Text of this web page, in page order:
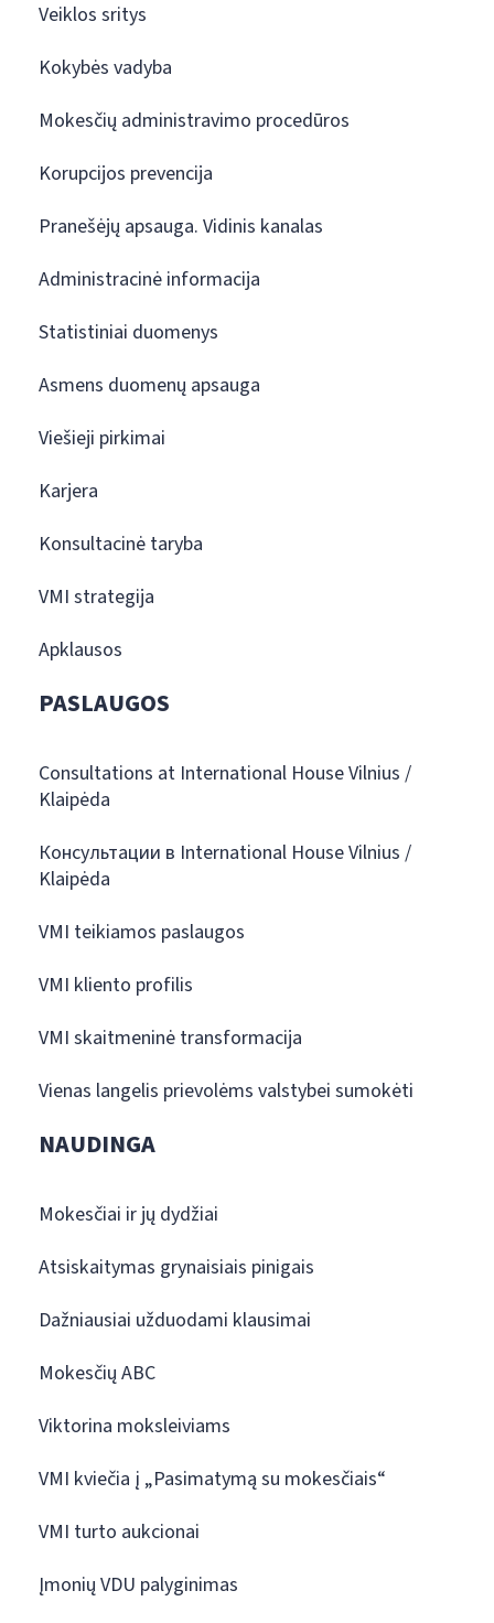
Veiklos sritys
Kokybės vadyba
Mokesčių administravimo procedūros
Korupcijos prevencija
Pranešėjų apsauga. Vidinis kanalas
Administracinė informacija
Statistiniai duomenys
Asmens duomenų apsauga
Viešieji pirkimai
Karjera
Konsultacinė taryba
VMI strategija
Apklausos
PASLAUGOS
Consultations at International House Vilnius /
Klaipėda
Консультации в International House Vilnius /
Klaipėda
VMI teikiamos paslaugos
VMI kliento profilis
VMI skaitmeninė transformacija
Vienas langelis prievolėms valstybei sumokėti
NAUDINGA
Mokesčiai ir jų dydžiai
Atsiskaitymas grynaisiais pinigais
Dažniausiai užduodami klausimai
Mokesčių ABC
Viktorina moksleiviams
VMI kviečia į „Pasimatymą su mokesčiais“
VMI turto aukcionai
Įmonių VDU palyginimas